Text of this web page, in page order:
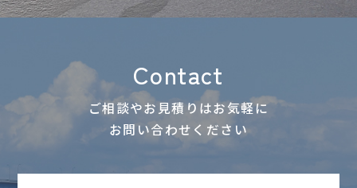
Contact
ご相談やお見積りはお気軽に
お問い合わせください